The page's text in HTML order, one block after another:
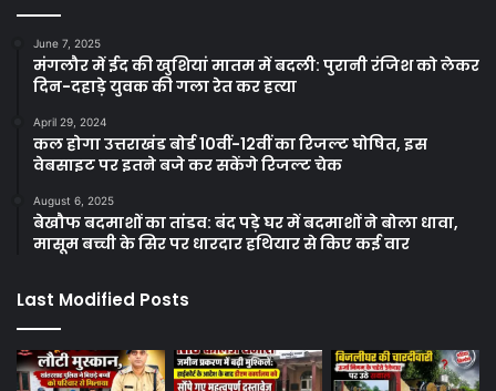
June 7, 2025
मंगलौर में ईद की खुशियां मातम में बदली: पुरानी रंजिश को लेकर
दिन-दहाड़े युवक की गला रेत कर हत्या
April 29, 2024
कल होगा उत्तराखंड बोर्ड 10वीं-12वीं का रिजल्ट घोषित, इस
वेबसाइट पर इतने बजे कर सकेंगे रिजल्ट चेक
August 6, 2025
बेखौफ बदमाशों का तांडव: बंद पड़े घर में बदमाशों ने बोला धावा,
मासूम बच्ची के सिर पर धारदार हथियार से किए कई वार
Last Modified Posts